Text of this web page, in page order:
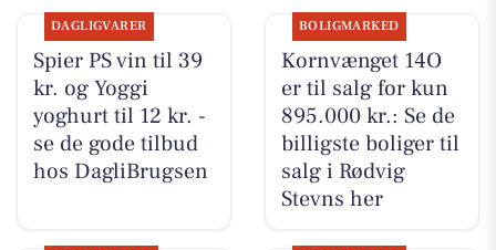
DAGLIGVARER
Spier PS vin til 39
kr. og Yoggi
yoghurt til 12 kr. -
se de gode tilbud
hos DagliBrugsen
BOLIGMARKED
Kornvænget 14O
er til salg for kun
895.000 kr.: Se de
billigste boliger til
salg i Rødvig
Stevns her